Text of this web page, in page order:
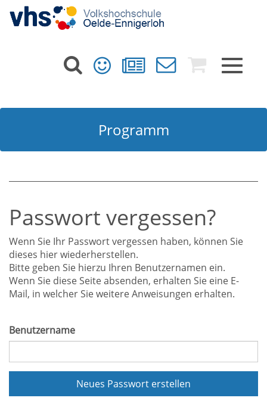
Toggle
Programm
Passwort vergessen?
Wenn Sie Ihr Passwort vergessen haben, können Sie
dieses hier wiederherstellen.
Bitte geben Sie hierzu Ihren Benutzernamen ein.
Wenn Sie diese Seite absenden, erhalten Sie eine E-
Mail, in welcher Sie weitere Anweisungen erhalten.
Benutzername
Neues Passwort erstellen